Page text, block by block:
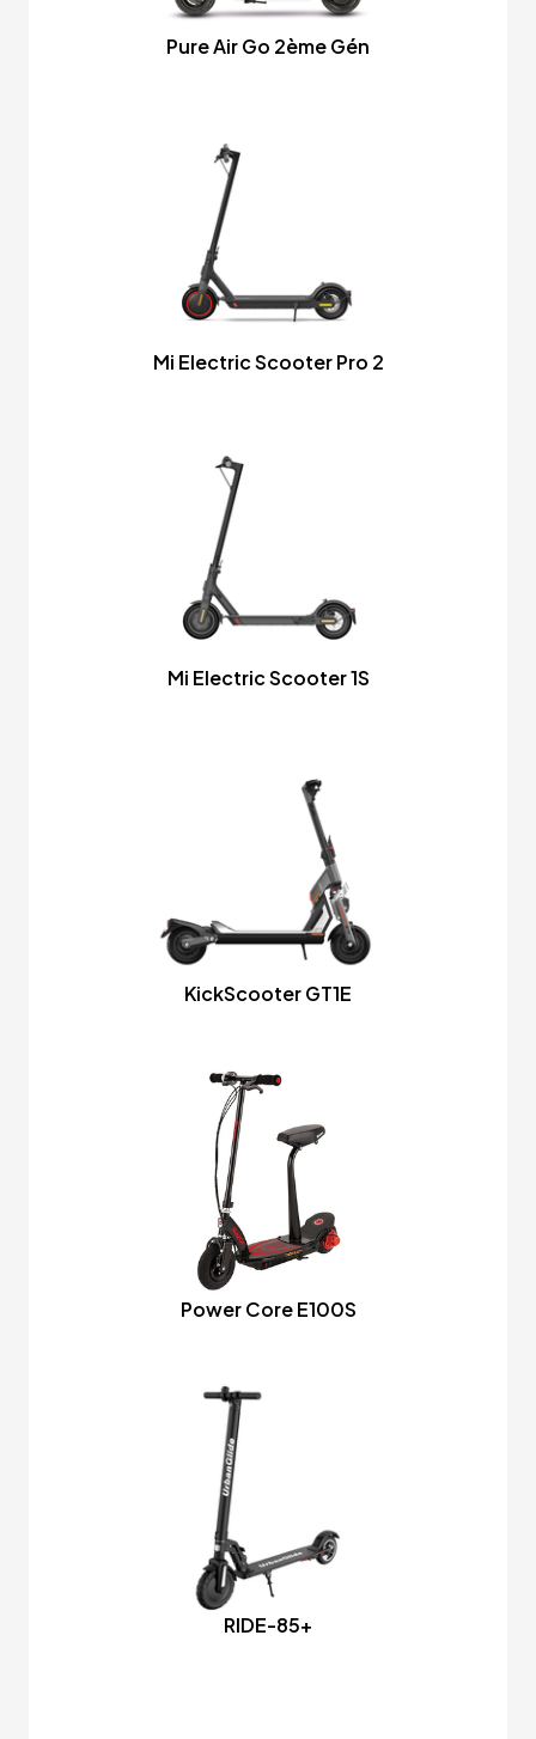
Pure Air Go 2ème Gén
Mi Electric Scooter Pro 2
Mi Electric Scooter 1S
KickScooter GT1E
Power Core E100S
RIDE-85+